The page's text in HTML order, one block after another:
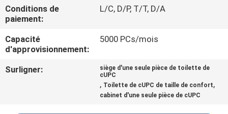
CONTACTEZ-
NOUS
NOUVELLES
Conditions de
paiement:
L/C, D/P, T/T, D/A
Capacité
d'approvisionnement:
5000 PCs/mois
Surligner:
siège d'une seule pièce de toilette de
cUPC
, Toilette de cUPC de taille de confort,
cabinet d'une seule pièce de cUPC